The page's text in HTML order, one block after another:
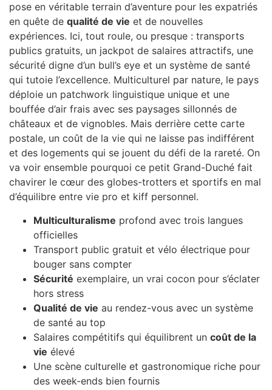
pose en véritable terrain d’aventure pour les expatriés
en quête de qualité de vie et de nouvelles
expériences. Ici, tout roule, ou presque : transports
publics gratuits, un jackpot de salaires attractifs, une
sécurité digne d’un bull’s eye et un système de santé
qui tutoie l’excellence. Multiculturel par nature, le pays
déploie un patchwork linguistique unique et une
bouffée d’air frais avec ses paysages sillonnés de
châteaux et de vignobles. Mais derrière cette carte
postale, un coût de la vie qui ne laisse pas indifférent
et des logements qui se jouent du défi de la rareté. On
va voir ensemble pourquoi ce petit Grand-Duché fait
chavirer le cœur des globes-trotters et sportifs en mal
d’équilibre entre vie pro et kiff personnel.
Multiculturalisme profond avec trois langues
officielles
Transport public gratuit et vélo électrique pour
bouger sans compter
Sécurité exemplaire, un vrai cocon pour s’éclater
hors stress
Qualité de vie au rendez-vous avec un système
de santé au top
Salaires compétitifs qui équilibrent un coût de la
vie élevé
Une scène culturelle et gastronomique riche pour
des week-ends bien fournis